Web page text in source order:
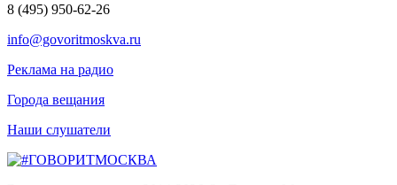
8 (495) 950-62-26
info@govoritmoskva.ru
Реклама на радио
Города вещания
Наши слушатели